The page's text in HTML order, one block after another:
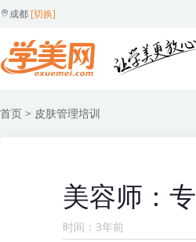
成都 [切换]
首页 > 皮肤管理培训
美容师：
时间：3年前